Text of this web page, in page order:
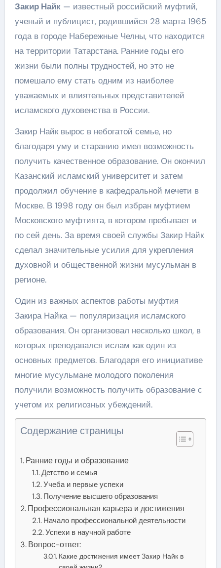
Закир Найк— известный российский муфтий,
ученый и публицист, родившийся 28 марта 1965
года в городе Набережные Челны, что находится
на территории Татарстана. Ранние годы его
жизни были полны трудностей, но это не
помешало ему стать одним из наиболее
уважаемых и влиятельных представителей
исламского духовенства в России.
Закир Найк вырос в небогатой семье, но
благодаря уму и старанию имел возможность
получить качественное образование. Он окончил
Казанский исламский университет и затем
продолжил обучение в кафедральной мечети в
Москве. В 1998 году он был избран муфтием
Московского муфтията, в котором пребывает и
по сей день. За время своей службы Закир Найк
сделал значительные усилия для укрепления
духовной и общественной жизни мусульман в
регионе.
Один из важных аспектов работы муфтия
Закира Найка — популяризация исламского
образования. Он организовал несколько школ, в
которых преподавался ислам как один из
основных предметов. Благодаря его инициативе
многие мусульмане молодого поколения
получили возможность получить образование с
учетом их религиозных убеждений.
Содержание страницы
Ранние годы и образование
Детство и семья
Учеба и первые успехи
Получение высшего образования
Профессиональная карьера и достижения
Начало профессиональной деятельности
Успехи в научной работе
Вопрос-ответ:
Какие достижения имеет Закир Найк в